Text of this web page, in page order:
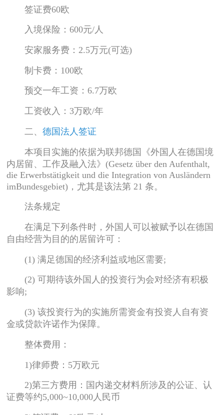
签证费60欧
入境保险：600元/人
安家服务费：2.5万元(可选)
制卡费：100欧
预交一年工资：6.7万欧
工资收入：3万欧/年
二、德国法人签证
本项目实施的依据为联邦德国《外国人在德国境
内居留、工作及融入法》(Gesetz über den Aufenthalt,
die Erwerbstätigkeit und die Integration von Ausländern
imBundesgebiet)，尤其是该法第 21 条。
法条规定
在满足下列条件时，外国人可以被赋予以在德国
自由经营为目的的居留许可：
(1) 满足德国的经济利益或地区需要;
(2) 可期待该外国人的投资行为会对经济有积极
影响;
(3) 该投资行为的实施所需资金有投资人自有资
金或贷款许诺作为保障。
整体费用：
1)律师费：5万欧元
2)第三方费用：国内递交材料所涉及的公证、认
证费等约5,000~10,000人民币